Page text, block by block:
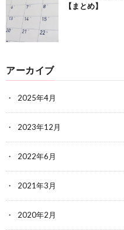
【まとめ】
アーカイブ
2025年4月
2023年12月
2022年6月
2021年3月
2020年2月